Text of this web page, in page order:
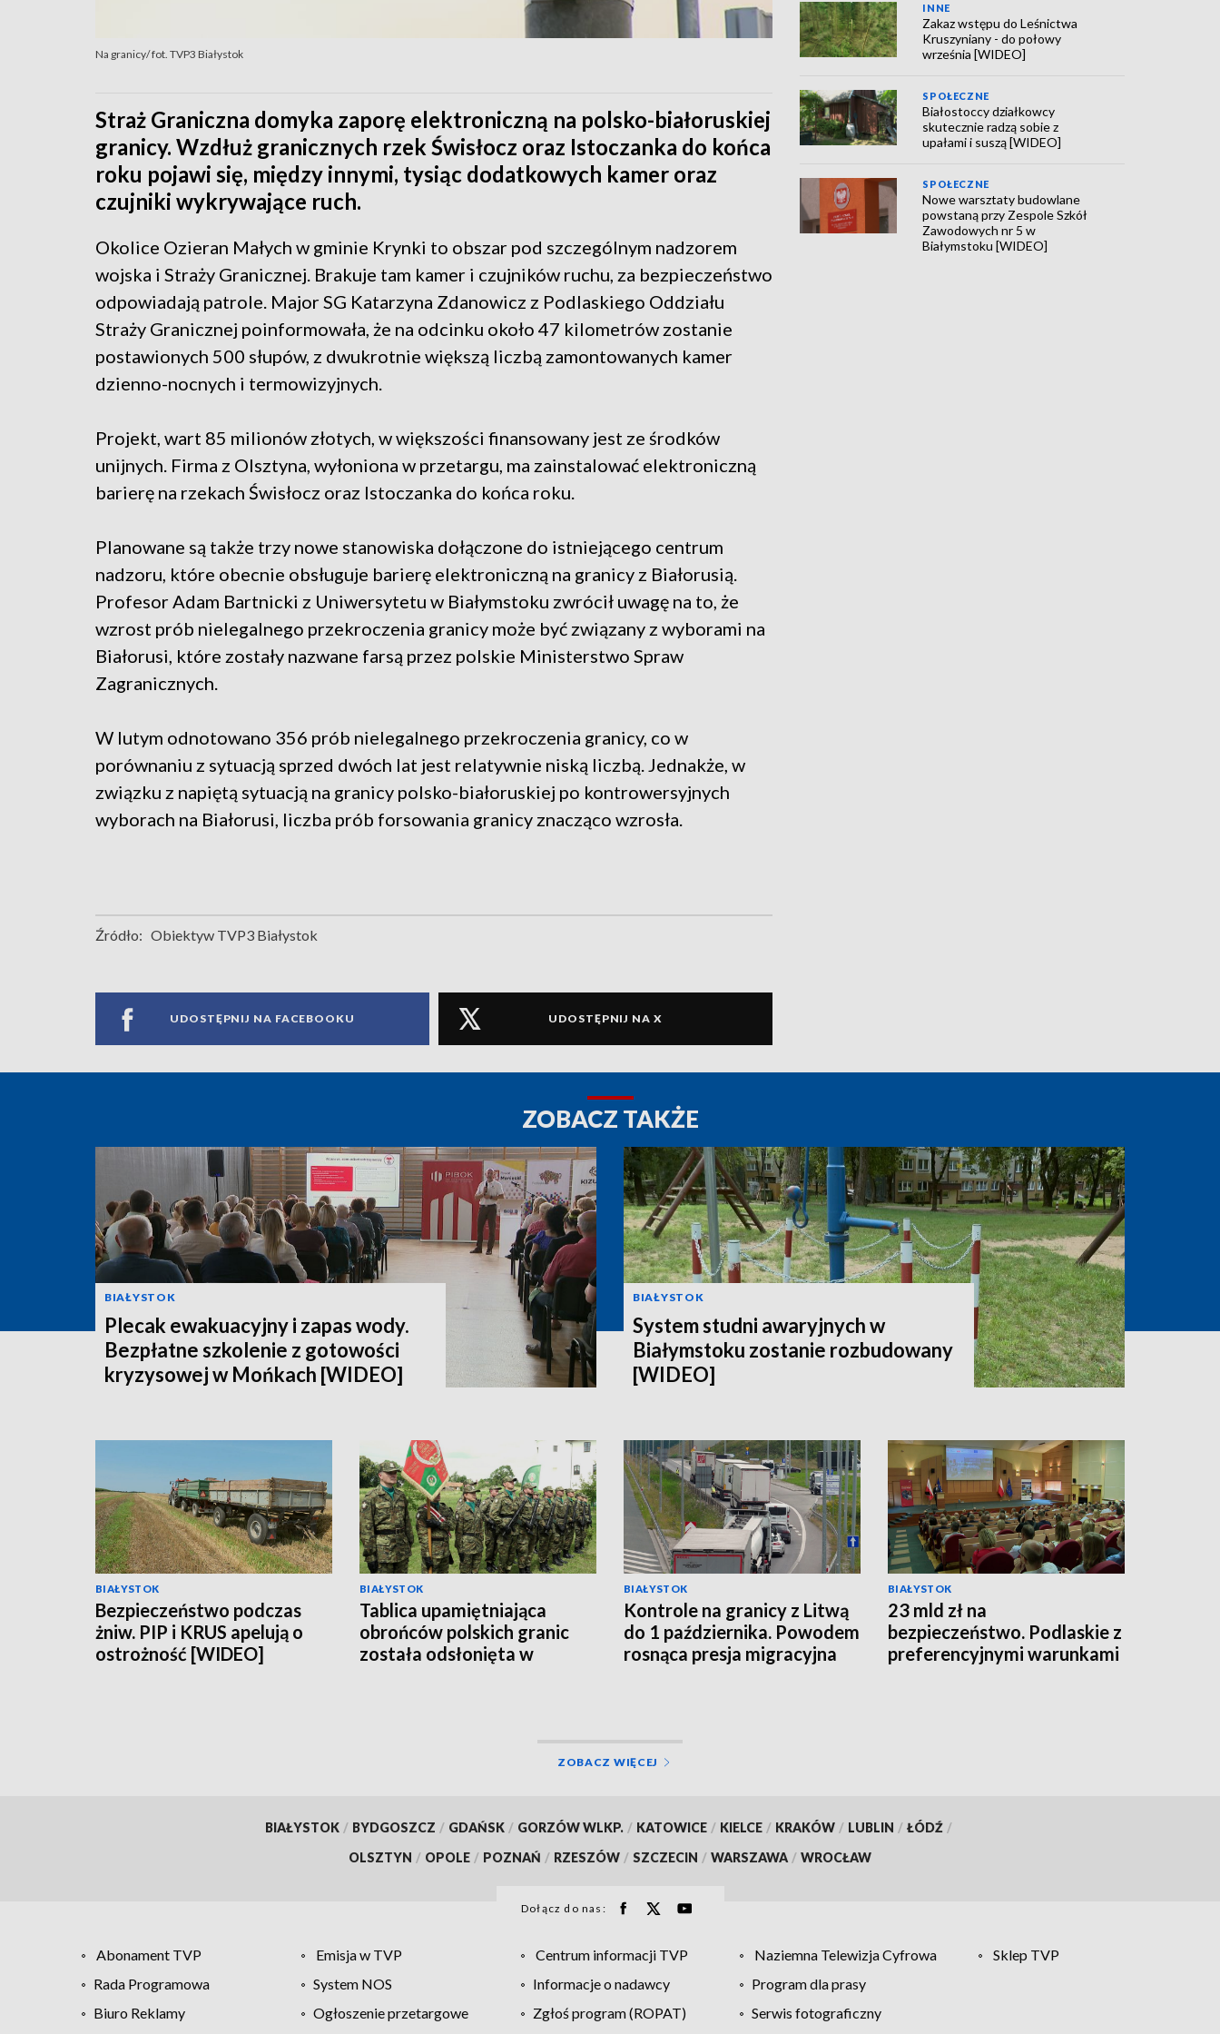
Na granicy/ fot. TVP3 Białystok
Straż Graniczna domyka zaporę elektroniczną na polsko-białoruskiej
granicy. Wzdłuż granicznych rzek Świsłocz oraz Istoczanka do końca
roku pojawi się, między innymi, tysiąc dodatkowych kamer oraz
czujniki wykrywające ruch.
Okolice Ozieran Małych w gminie Krynki to obszar pod szczególnym nadzorem
wojska i Straży Granicznej. Brakuje tam kamer i czujników ruchu, za bezpieczeństwo
odpowiadają patrole. Major SG Katarzyna Zdanowicz z Podlaskiego Oddziału
Straży Granicznej poinformowała, że na odcinku około 47 kilometrów zostanie
postawionych 500 słupów, z dwukrotnie większą liczbą zamontowanych kamer
dzienno-nocnych i termowizyjnych.
Projekt, wart 85 milionów złotych, w większości finansowany jest ze środków
unijnych. Firma z Olsztyna, wyłoniona w przetargu, ma zainstalować elektroniczną
barierę na rzekach Świsłocz oraz Istoczanka do końca roku.
Planowane są także trzy nowe stanowiska dołączone do istniejącego centrum
nadzoru, które obecnie obsługuje barierę elektroniczną na granicy z Białorusią.
Profesor Adam Bartnicki z Uniwersytetu w Białymstoku zwrócił uwagę na to, że
wzrost prób nielegalnego przekroczenia granicy może być związany z wyborami na
Białorusi, które zostały nazwane farsą przez polskie Ministerstwo Spraw
Zagranicznych.
W lutym odnotowano 356 prób nielegalnego przekroczenia granicy, co w
porównaniu z sytuacją sprzed dwóch lat jest relatywnie niską liczbą. Jednakże, w
związku z napiętą sytuacją na granicy polsko-białoruskiej po kontrowersyjnych
wyborach na Białorusi, liczba prób forsowania granicy znacząco wzrosła.
Źródło: Obiektyw TVP3 Białystok
UDOSTĘPNIJ NA FACEBOOKU UDOSTĘPNIJ NA X
INNE
Zakaz wstępu do Leśnictwa
Kruszyniany - do połowy
września [WIDEO]
SPOŁECZNE
Białostoccy działkowcy
skutecznie radzą sobie z
upałami i suszą [WIDEO]
SPOŁECZNE
Nowe warsztaty budowlane
powstaną przy Zespole Szkół
Zawodowych nr 5 w
Białymstoku [WIDEO]
ZOBACZ TAKŻE
BIAŁYSTOK
Plecak ewakuacyjny i zapas wody.
Bezpłatne szkolenie z gotowości
kryzysowej w Mońkach [WIDEO]
BIAŁYSTOK
System studni awaryjnych w
Białymstoku zostanie rozbudowany
[WIDEO]
BIAŁYSTOK
Bezpieczeństwo podczas
żniw. PIP i KRUS apelują o
ostrożność [WIDEO]
BIAŁYSTOK
Tablica upamiętniająca
obrońców polskich granic
została odsłonięta w
BIAŁYSTOK
Kontrole na granicy z Litwą
do 1 października. Powodem
rosnąca presja migracyjna
BIAŁYSTOK
23 mld zł na
bezpieczeństwo. Podlaskie z
preferencyjnymi warunkami
ZOBACZ WIĘCEJ
BIAŁYSTOK / BYDGOSZCZ / GDAŃSK / GORZÓW WLKP. / KATOWICE / KIELCE / KRAKÓW / LUBLIN / ŁÓDŹ /
OLSZTYN / OPOLE / POZNAŃ / RZESZÓW / SZCZECIN / WARSZAWA / WROCŁAW
Dołącz do nas:
Abonament TVP Emisja w TVP Centrum informacji TVP Naziemna Telewizja Cyfrowa
Sklep TVP
Rada Programowa
System NOS Informacje o nadawcy
Program dla prasy
Biuro Reklamy
Ogłoszenie przetargowe Zgłoś program (ROPAT)
Serwis fotograficzny